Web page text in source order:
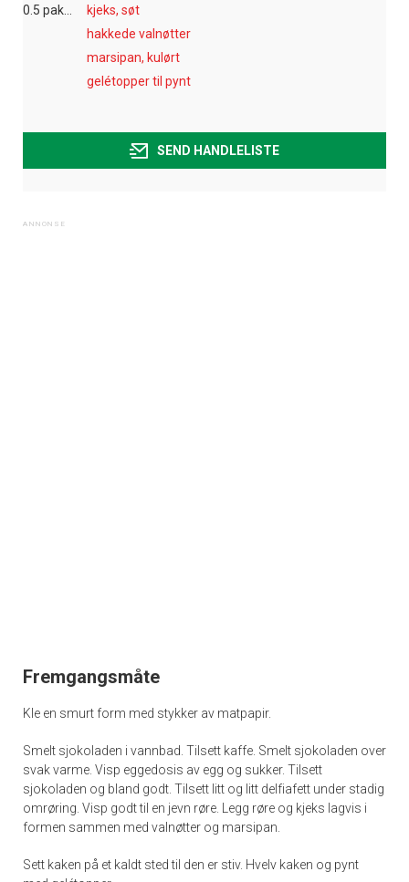
0.5 pakke(r)
kjeks, søt
hakkede valnøtter
marsipan, kulørt
gelétopper til pynt
SEND HANDLELISTE
Fremgangsmåte
Kle en smurt form med stykker av matpapir.
Smelt sjokoladen i vannbad. Tilsett kaffe. Smelt sjokoladen over
svak varme. Visp eggedosis av egg og sukker. Tilsett
sjokoladen og bland godt. Tilsett litt og litt delfiafett under stadig
omrøring. Visp godt til en jevn røre. Legg røre og kjeks lagvis i
formen sammen med valnøtter og marsipan.
Sett kaken på et kaldt sted til den er stiv. Hvelv kaken og pynt